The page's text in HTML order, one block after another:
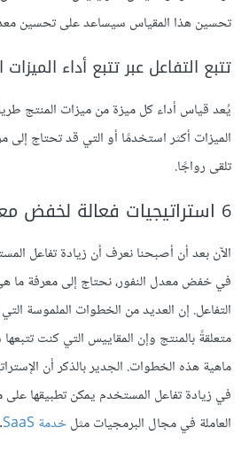
تحسين هذا المقياس سيساعد على تحسين
تتبع التفاعل عبر تتبع أداء
يُعد قياس أداء كل ميزة من ميزات المنتج
الميزات أكثر استخدمًا أو التي قد تحتاج إلى
تلقى رواجًا.
6 استراتيجيات فعالة لخفض معدل النفور
الآن بعد أن أصبحنا نعرف أن زيادة تفاعل
في خفض معدل النفور، نحتاج إلى معرفة ما
التفاعل. إن العديد من الخطوات الملموسة
متعلقةً بالمنتج وإن المقاييس التي كنت
ماهية هذه الخطوات. الجدير بالذكر أن
في زيادة تفاعل المستخدم يمكن تطبيقها على
العاملة في مجال البرمجيات مثلخدمة SaaS .